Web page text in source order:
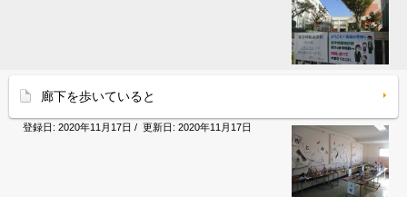
廊下を歩いていると
登録日: 2020年11月17日 / 更新日: 2020年11月17日